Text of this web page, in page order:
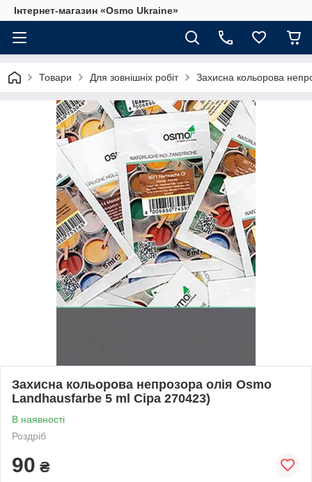
Інтернет-магазин «Osmo Ukraine»
Товари Для зовнішніх робіт Захисна кольорова
Захисна кольорова непрозора олія Osmo
Landhausfarbe 5 ml Сіра 270423)
В наявності
Роздріб
90 ₴